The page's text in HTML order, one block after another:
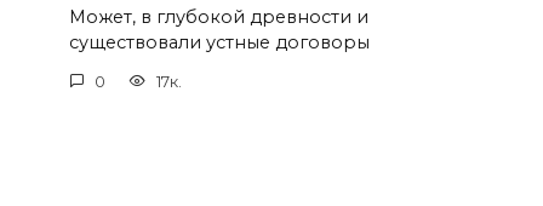
Может, в глубокой древности и
существовали устные договоры
0 17к.